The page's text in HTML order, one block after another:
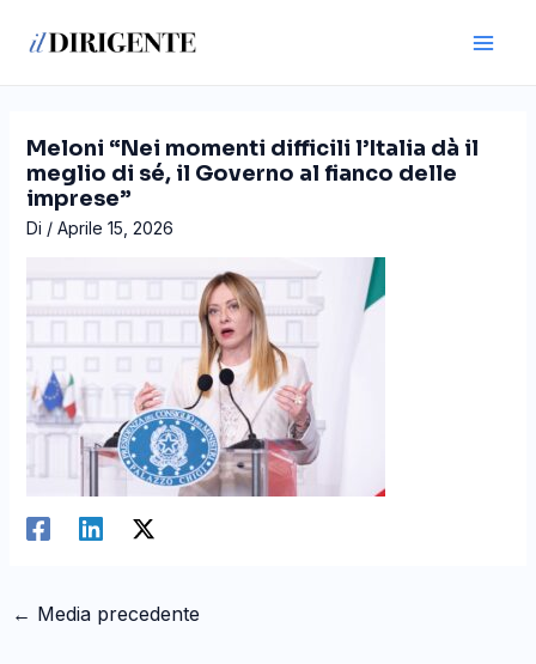
Meloni “Nei momenti difficili l’Italia dà il
meglio di sé, il Governo al fianco delle
imprese”
Di / Aprile 15, 2026
articoli
← Media precedente